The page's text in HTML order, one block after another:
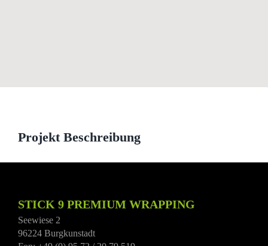
Projekt Beschreibung
STICK 9 PREMIUM WRAPPING
Seewiese 2
96224 Burgkunstadt